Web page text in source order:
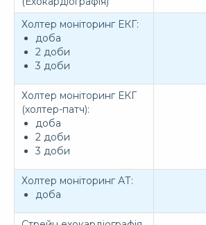
Холтер моніторинг ЕКГ:
доба
2 доби
3 доби
Холтер моніторинг ЕКГ
(холтер-патч):
доба
2 доби
3 доби
Холтер моніторинг АТ:
доба